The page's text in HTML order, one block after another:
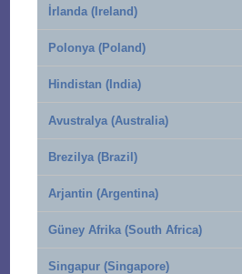
İrlanda (Ireland)
Polonya (Poland)
Hindistan (India)
Avustralya (Australia)
Brezilya (Brazil)
Arjantin (Argentina)
Güney Afrika (South Africa)
Singapur (Singapore)